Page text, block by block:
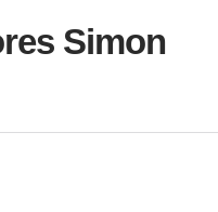
Simon